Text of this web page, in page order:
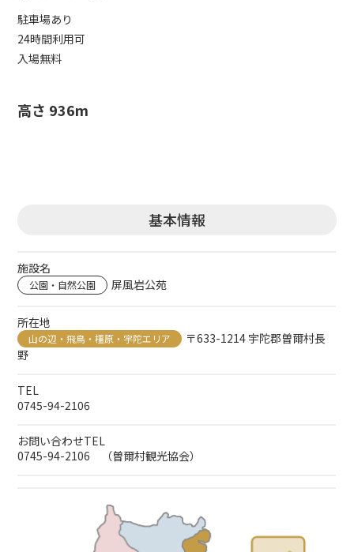
駐車場あり
24時間利用可
入場無料
高さ 936m
基本情報
施設名
公園・自然公園 屏風岩公苑
所在地
山の辺・飛鳥・橿原・宇陀エリア
〒633-1214 宇陀郡曽爾村長
野
TEL
0745-94-2106
お問い合わせTEL
0745-94-2106 （曽爾村観光協会）